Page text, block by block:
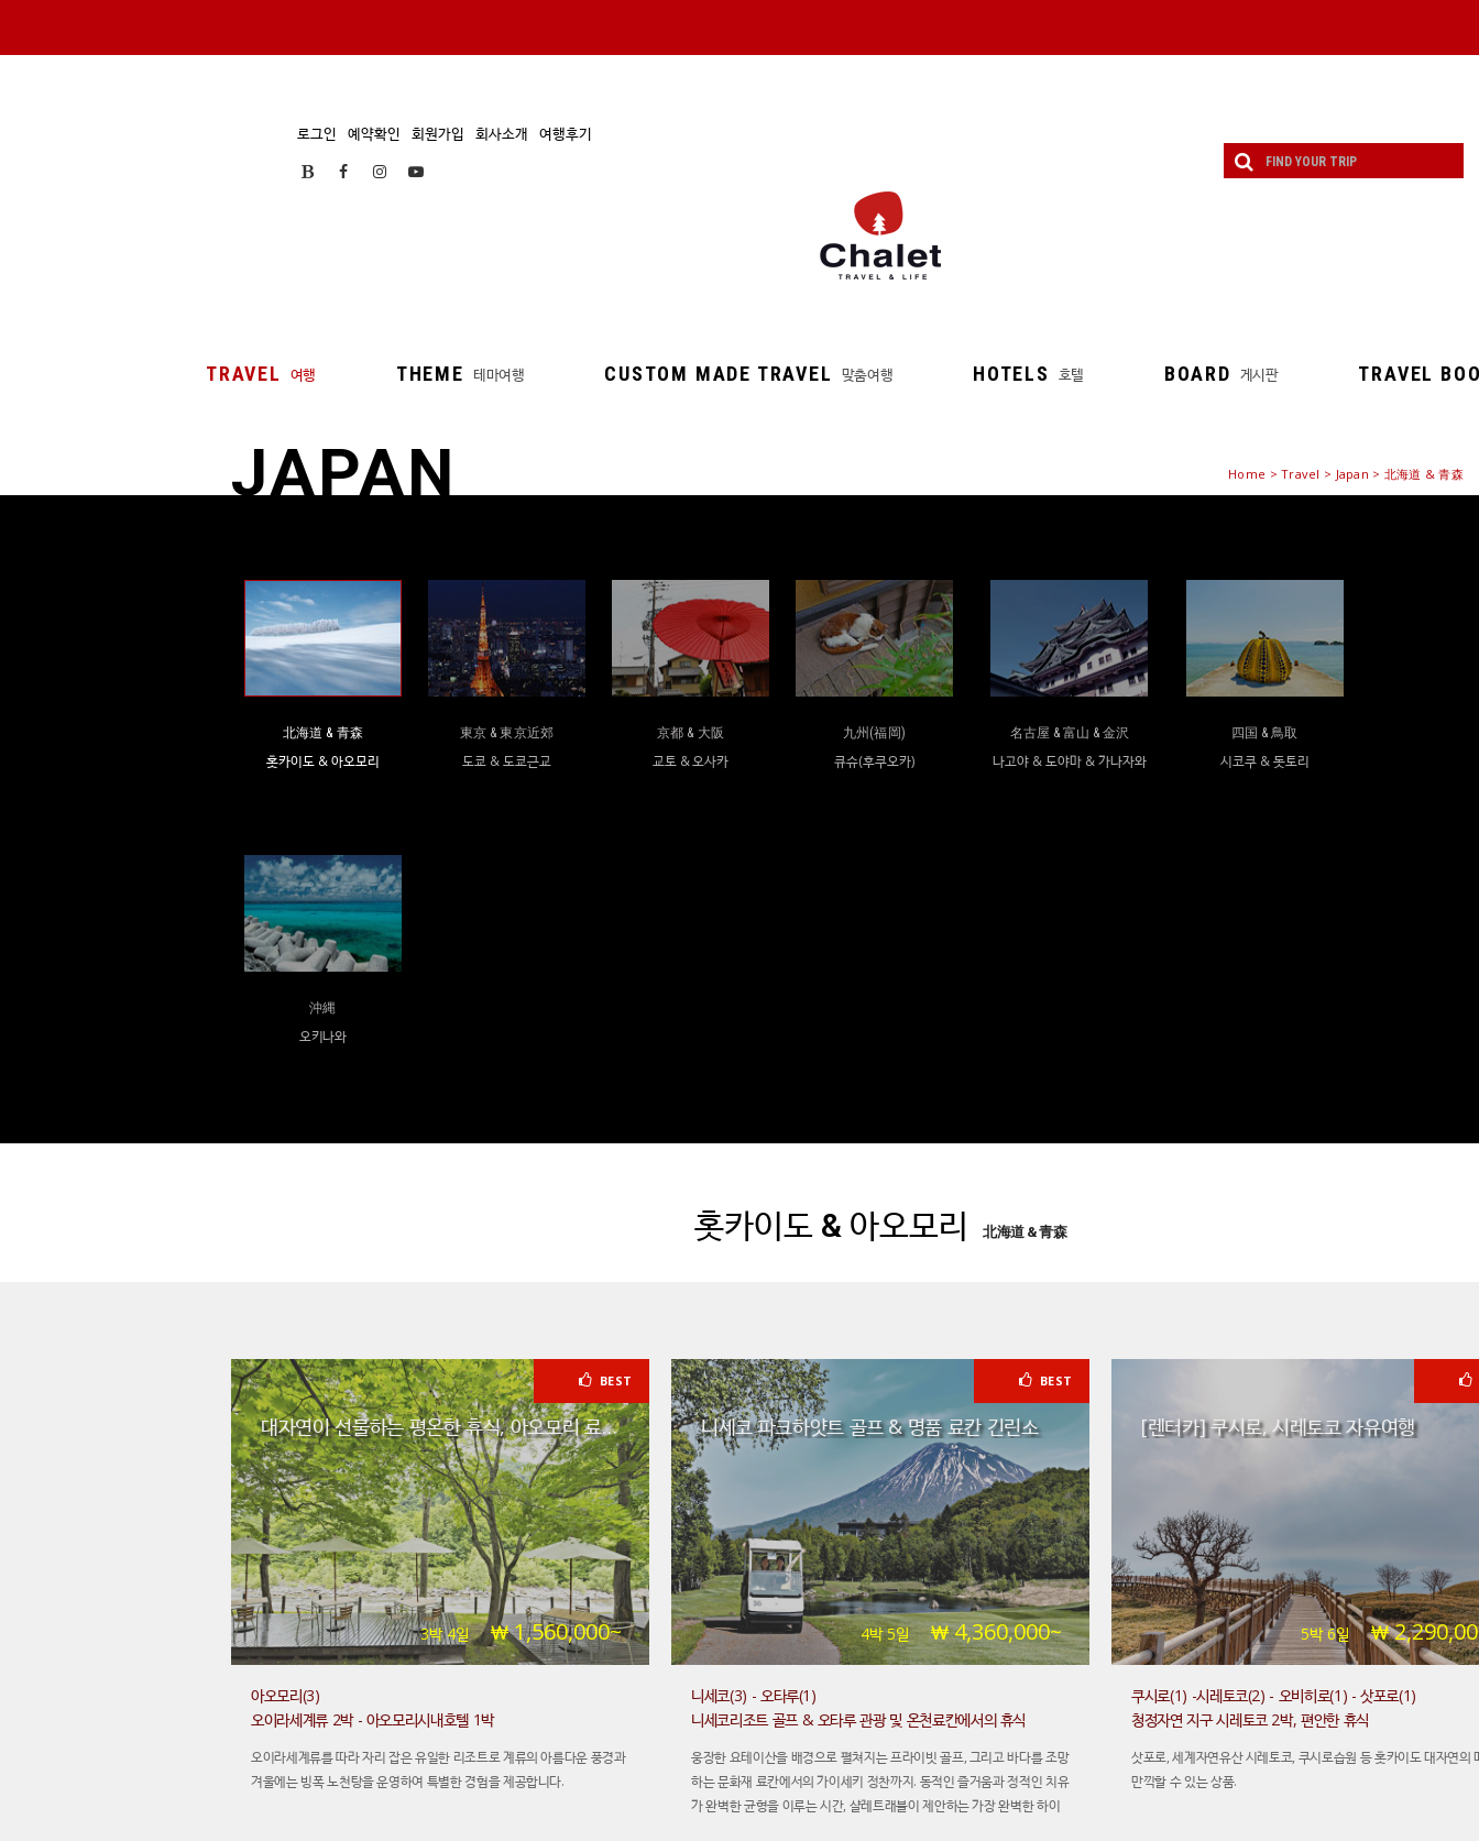
로그인 예약확인 회원가입 회사소개 여행후기
TRAVEL 여행 THEME 테마여행 CUSTOM MADE TRAVEL 맞춤여행 HOTELS 호텔 BOARD 게시판 TRAVEL
JAPAN Home >Travel > Japan > 北海道 & 青森
北海道 & 青森
홋카이도 & 아오모리
東京 & 東京近郊
도쿄 & 도쿄근교
京都 & 大阪
교토 & 오사카
九州(福岡)
큐슈(후쿠오카)
名古屋 & 富山 & 金沢
나고야 & 도야마 & 가나자와
四国 & 鳥取
시코쿠 & 돗토리
沖縄
오키나와
홋카이도 & 아오모리 北海道 & 青森
BEST
대자연이 선물하는 평온한 휴식, 아오모리 료칸여행
3박 4일 1,560,000~
아오모리(3)
오이라세계류 2박 - 아오모리시내호텔 1박
오이라세계류를 따라 자리 잡은 유일한 리조트로 계류의 아름다운 풍경과
겨울에는 빙폭 노천탕을 운영하여 특별한 경험을 제공합니다.
BEST
니세코 파크하얏트 골프 & 명품 료칸 긴린소
4박 5일 4,360,000~
니세코(3) - 오타루(1)
니세코리조트 골프 & 오타루 관광 및 온천료칸에서의 휴식
웅장한 요테이산을 배경으로 펼쳐지는 프라이빗 골프, 그리고 바다를 조망
하는 문화재 료칸에서의 가이세키 정찬까지. 동적인 즐거움과 정적인 치유
가 완벽한 균형을 이루는 시간, 샬레트래블이 제안하는 가장 완벽한 하이
[렌터카] 쿠시로, 시레토코 자유여행
5박 6일
쿠시로(1) -시레토코(2) - 오비히로(1) - 삿포로(1)
청정자연 지구 시레토코 2박, 편안한 휴식
삿포로, 세계자연유산 시레토코, 쿠시로습원 등 홋카이도 대자연의
만끽할 수 있는 상품.